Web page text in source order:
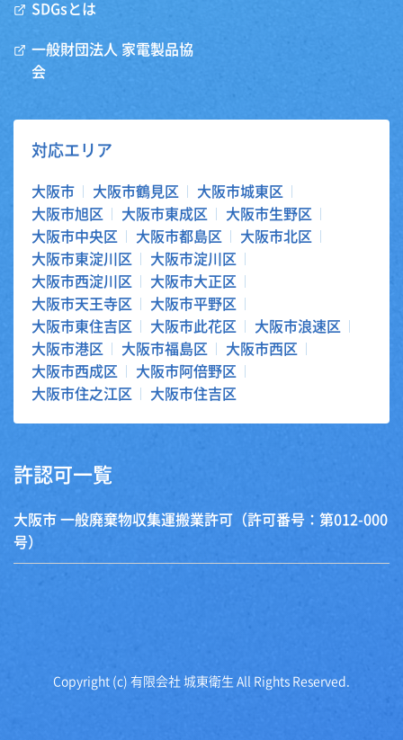
SDGsとは
一般財団法人 家電製品協
会
対応エリア
大阪市 大阪市鶴見区
大阪市城東区
大阪市旭区
大阪市東成区
大阪市生野区
大阪市中央区
大阪市都島区
大阪市北区
大阪市東淀川区
大阪市淀川区
大阪市西淀川区
大阪市大正区
大阪市天王寺区
大阪市平野区
大阪市東住吉区
大阪市此花区
大阪市浪速区
大阪市港区
大阪市福島区
大阪市西区
大阪市西成区
大阪市阿倍野区
大阪市住之江区
大阪市住吉区
許認可一覧
大阪市 一般廃棄物収集運搬業許可（許可番号：第012-000
号）
Copyright (c) 有限会社 城東衛生 All Rights Reserved.